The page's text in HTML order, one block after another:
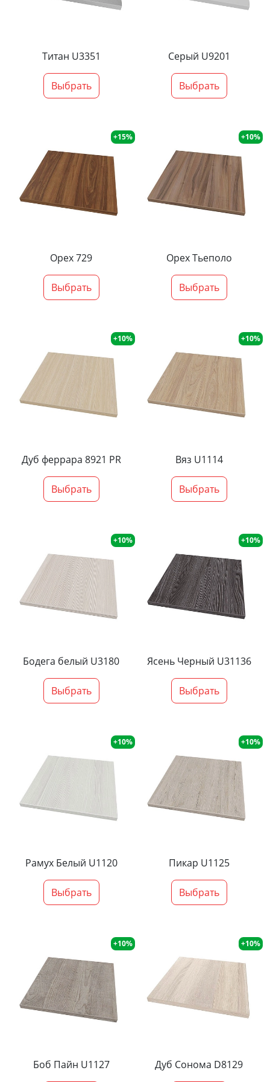
Титан U3351
Выбрать
Серый U9201
Выбрать
+15%
Орех 729
Выбрать
+10%
Орех Тьеполо
Выбрать
+10%
Дуб феррара 8921 PR
Выбрать
+10%
Вяз U1114
Выбрать
+10%
Бодега белый U3180
Выбрать
+10%
Ясень Черный U31136
Выбрать
+10%
Рамух Белый U1120
Выбрать
+10%
Пикар U1125
Выбрать
+10%
Боб Пайн U1127
+10%
Дуб Сонома D8129